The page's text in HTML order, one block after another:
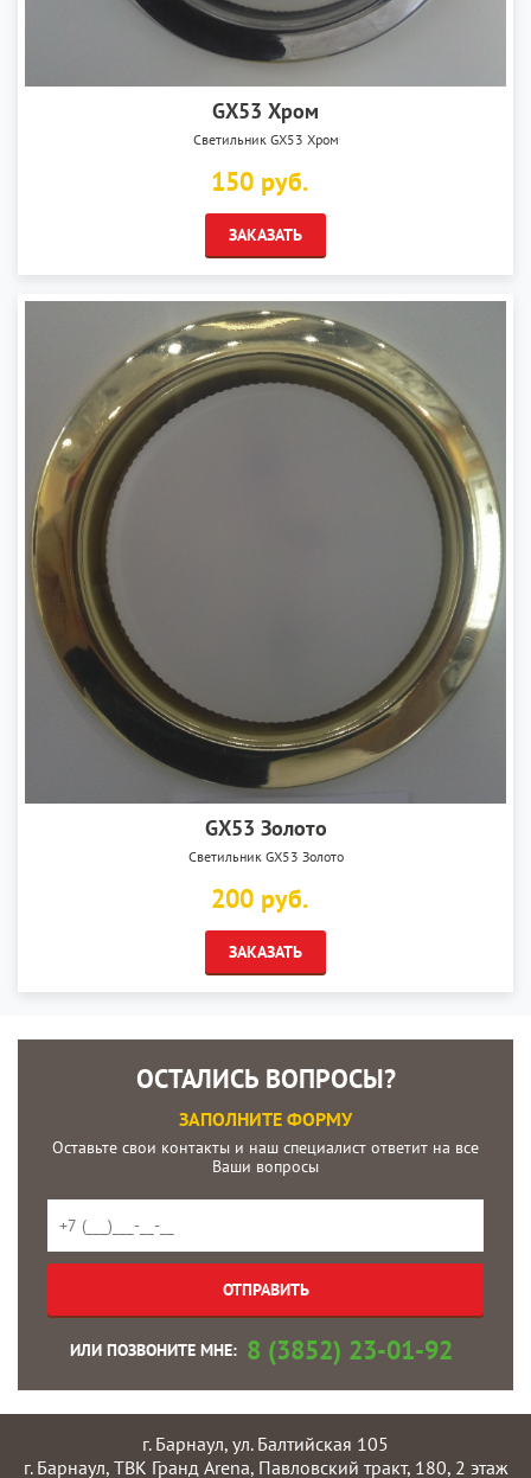
GX53 Хром
Светильник GX53 Хром
150 руб.
ЗАКАЗАТЬ
GX53 Золото
Светильник GX53 Золото
200 руб.
ЗАКАЗАТЬ
ОСТАЛИСЬ ВОПРОСЫ?
ЗАПОЛНИТЕ ФОРМУ
Оставьте свои контакты и наш специалист ответит на все
Ваши вопросы
ИЛИ ПОЗВОНИТЕ МНЕ: 8 (3852) 23-01-92
г. Барнаул, ул. Балтийская 105
г. Барнаул, ТВК Гранд Arena, Павловский тракт, 180, 2 этаж